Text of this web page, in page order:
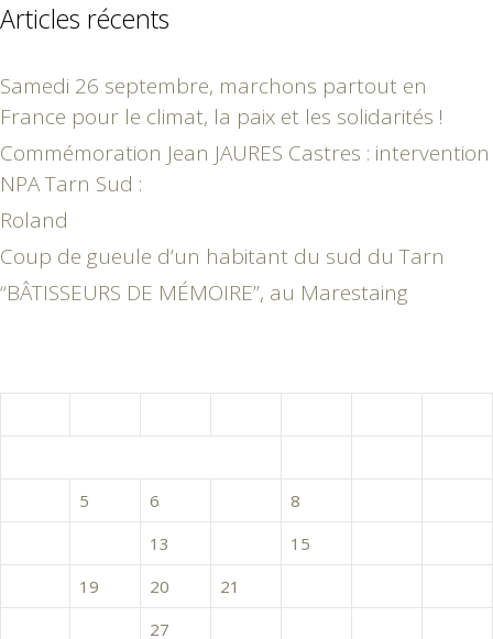
Articles récents
Samedi 26 septembre, marchons partout en
France pour le climat, la paix et les solidarités !
Commémoration Jean JAURES Castres : intervention
NPA Tarn Sud :
Roland
Coup de gueule d’un habitant du sud du Tarn
“BÂTISSEURS DE MÉMOIRE”, au Marestaing
5 6 8
13 15
19 20 21
27